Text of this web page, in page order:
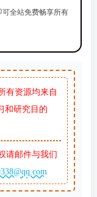
全站免费畅享所有
有资源均来自
和研究目的
请邮件与我们